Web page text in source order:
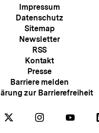
Meta-
Navigation
Impressum
Datenschutz
Sitemap
Newsletter
RSS
Kontakt
Presse
Barriere melden
zur Barrierefreiheit
Folgen Folgen
Auf
Folgen